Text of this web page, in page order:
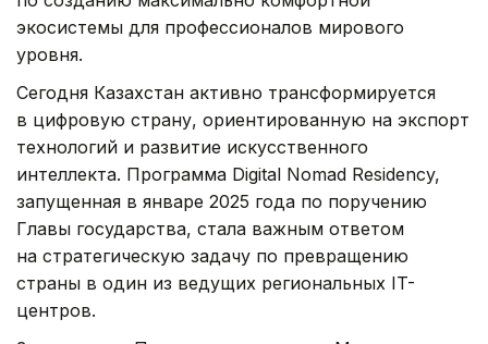
экосистемы для профессионалов мирового
уровня.
Сегодня Казахстан активно трансформируется
в цифровую страну, ориентированную на экспорт
технологий и развитие искусственного
интеллекта. Программа Digital Nomad Residency,
запущенная в январе 2025 года по поручению
Главы государства, стала важным ответом
на стратегическую задачу по превращению
страны в один из ведущих региональных IT-
центров.